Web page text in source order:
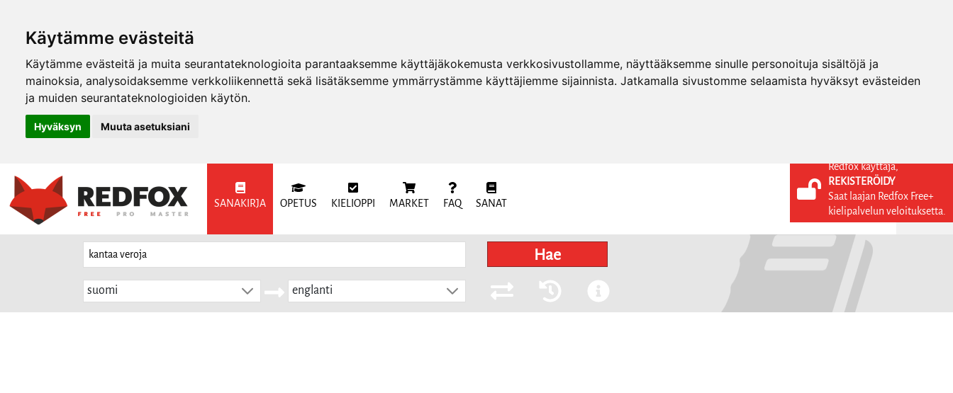
Käytämme evästeitä
Käytämme evästeitä ja muita seurantateknologioita parantaaksemme käyttäjäkokemusta verkkosivustollamme, näyttääksemme sinulle personoituja sisältöjä ja
mainoksia, analysoidaksemme verkkoliikennettä sekä lisätäksemme ymmärrystämme käyttäjiemme sijainnista. Jatkamalla sivustomme selaamista hyväksyt evästeiden
ja muiden seurantateknologioiden käytön.
Hyväksyn Muuta asetuksiani
SANAKIRJA OPETUS KIELIOPPI MARKET FAQ SANAT
KIRJAUDU SISÄÄN
REKISTERÖIDY
FI
Hae
suomi englanti
Redfox käyttäjä,
REKISTERÖIDY
Saat laajan Redfox Free+
kielipalvelun veloituksetta.